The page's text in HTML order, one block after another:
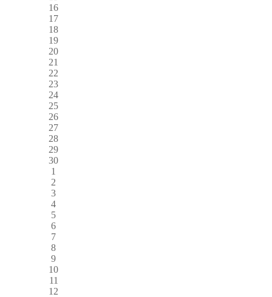
16
17
18
19
20
21
22
23
24
25
26
27
28
29
30
1
2
3
4
5
6
7
8
9
10
11
12